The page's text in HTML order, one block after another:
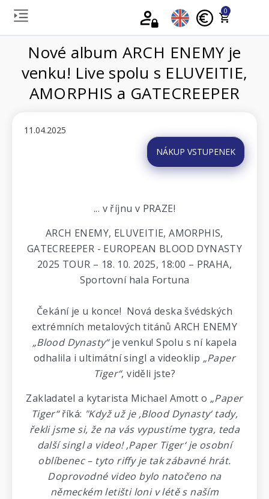
0
Nové album ARCH ENEMY je
venku! Live spolu s ELUVEITIE,
AMORPHIS a GATECREEPER
11.04.2025
NÁKUP VSTUPENEK
... v říjnu v PRAZE!
ARCH ENEMY, ELUVEITIE, AMORPHIS,
GATECREEPER - EUROPEAN BLOOD DYNASTY
2025 TOUR – 18. 10. 2025, 18:00 – PRAHA,
Sportovní hala Fortuna
Čekání je u konce! Nová deska švédských
extrémních metalových titánů ARCH ENEMY
„Blood Dynasty“je venku! Spolu s ní kapela
odhalila i ultimátní singl a videoklip „Paper
Tiger“, viděli jste?
Zakladatel a kytarista Michael Amott o „Paper
Tiger“říká: "Když už je ‚Blood Dynasty‘ tady,
řekli jsme si, že na vás vypustíme tygra, teda
další singl a video! ‚Paper Tiger‘ je osobní
oblíbenec – tyto riffy je tak zábavné hrát.
Doprovodné video bylo natočeno na
německém letišti loni v létě s naším